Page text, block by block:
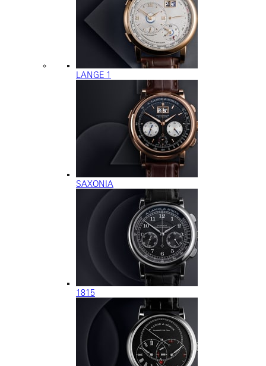
LANGE 1
SAXONIA
1815